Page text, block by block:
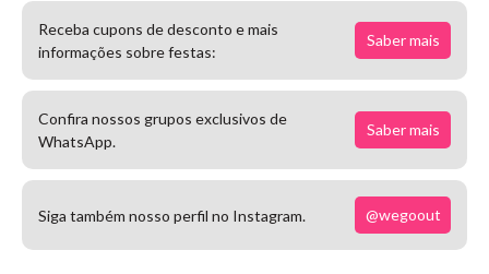
Receba cupons de desconto e mais
informações sobre festas:
Saber mais
Confira nossos grupos exclusivos de
WhatsApp.
Saber mais
Siga também nosso perfil no Instagram. @wegoout